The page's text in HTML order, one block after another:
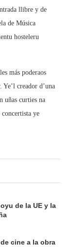
llibre y de
de Música
hosteleru
más poderaos
Ye’l creador d’una
uñas curties na
ye
de la UE y la
cine a la obra